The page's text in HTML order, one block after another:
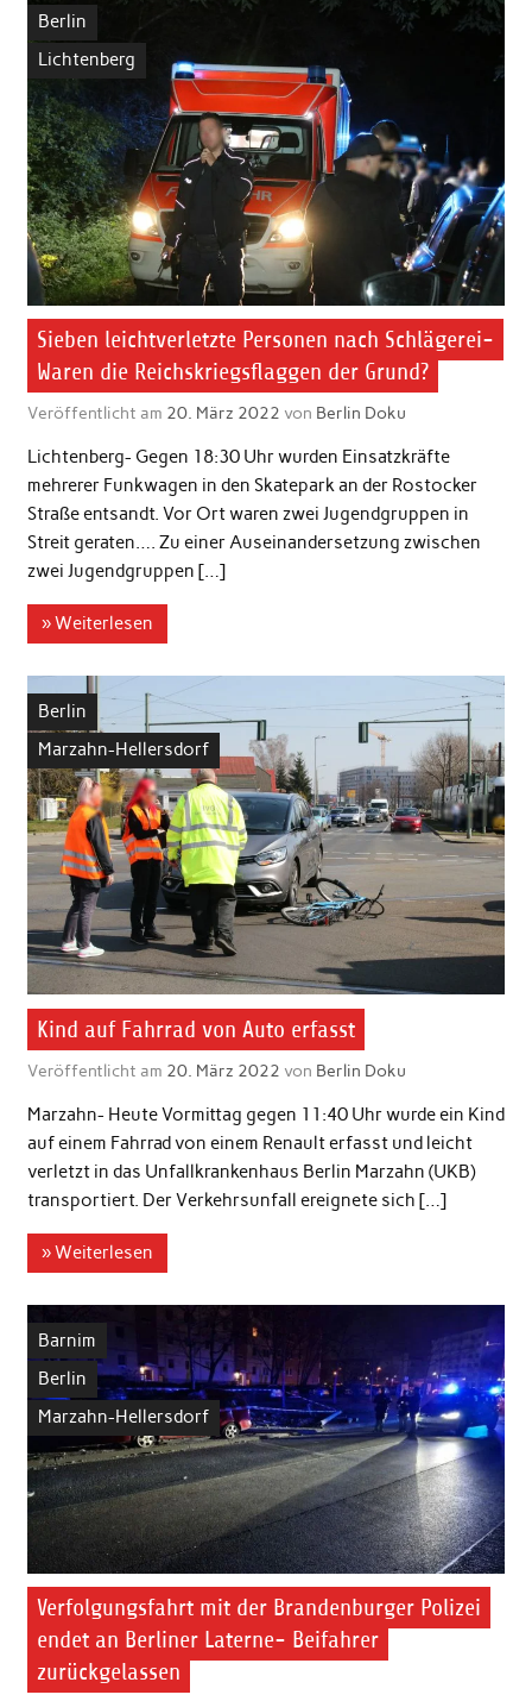
Berlin
Lichtenberg
Sieben leichtverletzte Personen nach Schlägerei-
Waren die Reichskriegsflaggen der Grund?
Veröffentlicht am 20. März 2022 von Berlin Doku
Lichtenberg- Gegen 18:30 Uhr wurden Einsatzkräfte
mehrerer Funkwagen in den Skatepark an der Rostocker
Straße entsandt. Vor Ort waren zwei Jugendgruppen in
Streit geraten…. Zu einer Auseinandersetzung zwischen
zwei Jugendgruppen […]
» Weiterlesen
Berlin
Marzahn-Hellersdorf
Kind auf Fahrrad von Auto erfasst
Veröffentlicht am 20. März 2022 von Berlin Doku
Marzahn- Heute Vormittag gegen 11:40 Uhr wurde ein Kind
auf einem Fahrrad von einem Renault erfasst und leicht
verletzt in das Unfallkrankenhaus Berlin Marzahn (UKB)
transportiert. Der Verkehrsunfall ereignete sich […]
» Weiterlesen
Barnim
Berlin
Marzahn-Hellersdorf
Verfolgungsfahrt mit der Brandenburger Polizei
endet an Berliner Laterne- Beifahrer
zurückgelassen